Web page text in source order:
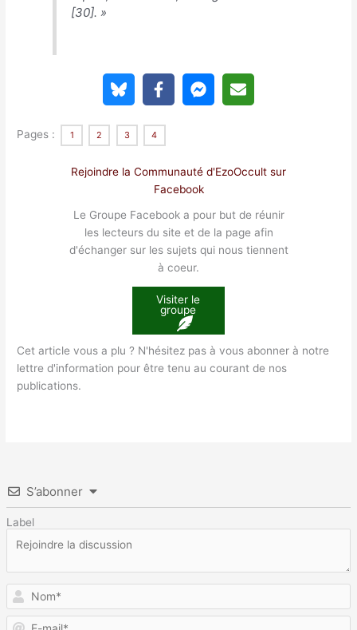
[30]. »
Pages : 1 2 3 4
Rejoindre la Communauté d'EzoOccult sur
Facebook
Le Groupe Facebook a pour but de réunir
les lecteurs du site et de la page afin
d'échanger sur les sujets qui nous tiennent
à coeur.
Visiter le
groupe
Cet article vous a plu ? N'hésitez pas à vous abonner à notre
lettre d'information pour être tenu au courant de nos
publications.
S’abonner
Label